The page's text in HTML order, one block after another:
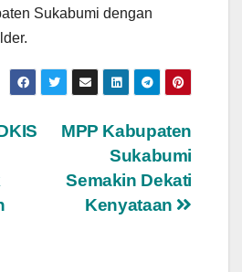
Sukabumi dengan
MPP Kabupaten
Sukabumi
Semakin Dekati
Kenyataan